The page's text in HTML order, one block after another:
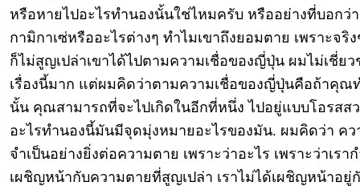
หรือหายไปอะไรทำนองนั้นใช่ไหมครับ หรืออย่างที่บอกว่
กามิกาเซ่หรืออะไรต่างๆ ทำไมเขาถึงยอมตาย เพราะจริ
ก็ไม่สูญเปล่าเขาได้ไปตามความเชื่อของญี่ปุ่น ผมไม่เชี่ย
เรื่องนี้มาก แต่ผมคิดว่าตามความเชื่อของญี่ปุ่นคือถ้าคุณ
นั้น คุณสามารถที่จะไปเกิดในอีกที่หนึ่ง ไปอยู่แบบโอรสส
อะไรทำนองนี้มันมีจุดมุ่งหมายอะไรของมัน. ผมคิดว่า คว
จำเป็นอย่างยิ่งต่อความตาย เพราะว่าอะไร เพราะว่าเรา
เผชิญหน้ากับความตายที่สูญเปล่า เราไม่ได้เผชิญหน้าอยู่